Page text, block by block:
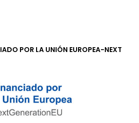
POR LA UNIÓN EUROPEA-NEXT